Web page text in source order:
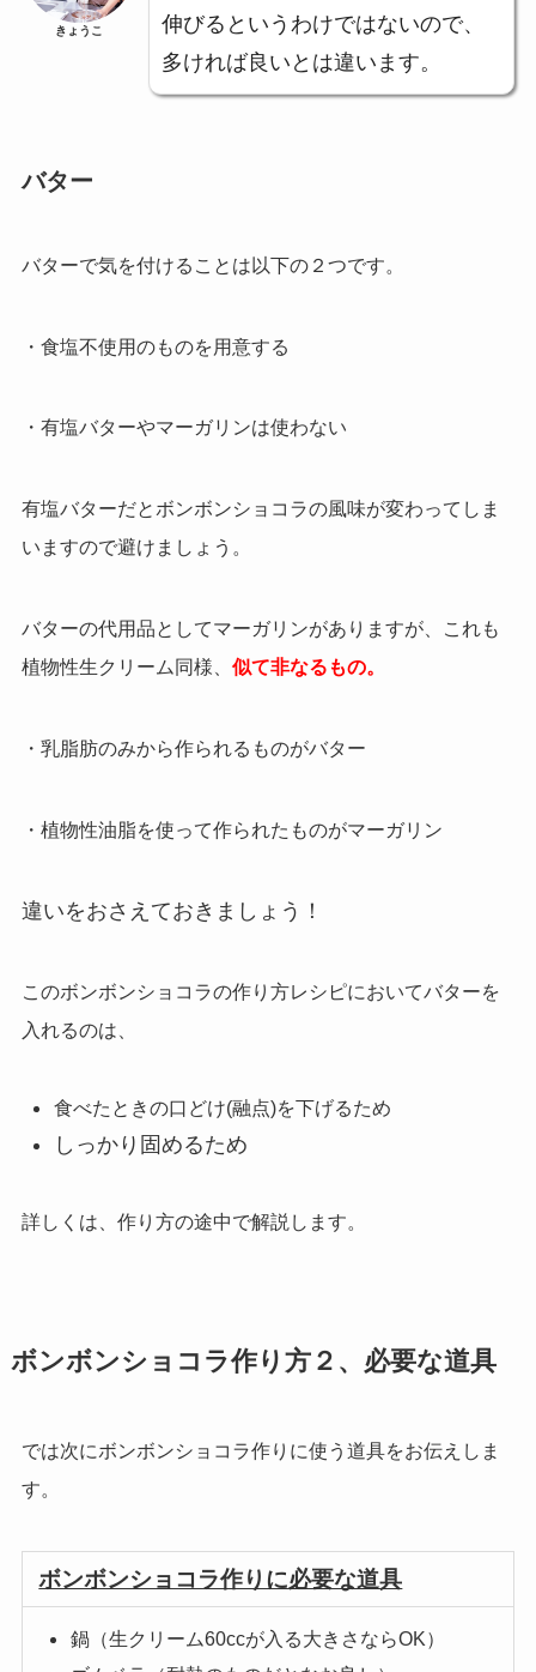
きょうこ
伸びるというわけではないので、
多ければ良いとは違います。
バター
バターで気を付けることは以下の２つです。
・食塩不使用のものを用意する
・有塩バターやマーガリンは使わない
有塩バターだとボンボンショコラの風味が変わってしま
いますので避けましょう。
バターの代用品としてマーガリンがありますが、これも
植物性生クリーム同様、 似て非なるもの。
・ 乳脂肪のみから作られるものがバター
・植物性油脂を使って作られたものがマーガリン
違いをおさえておきましょう！
このボンボンショコラの作り方レシピにおいてバターを
入れるのは、
食べたときの口どけ(融点)を下げるため
しっかり固めるため
詳しくは、作り方の途中で解説します。
ボンボンショコラ作り方２、必要な道具
では次にボンボンショコラ作りに使う道具をお伝えしま
す。
ボンボンショコラ作りに必要な道具
鍋（生クリーム60ccが入る大きさならOK）